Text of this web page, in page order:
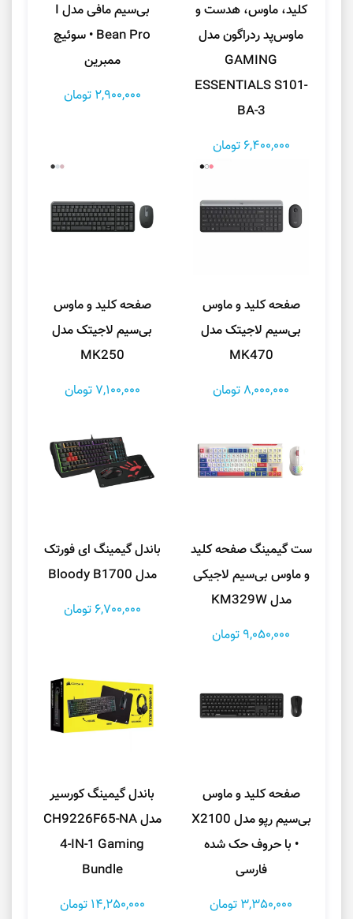
کلید، ماوس، هدست و
ماوس‌پد ردراگون مدل
GAMING
ESSENTIALS S101-
BA-3
6,400,000 تومان
بی‌سیم مافی مدل I
Bean Pro • سوئیچ
ممبرین
2,900,000 تومان
صفحه کلید و ماوس
بی‌سیم لاجیتک مدل
MK470
8,000,000 تومان
صفحه کلید و ماوس
بی‌سیم لاجیتک مدل
MK250
7,100,000 تومان
ست گیمینگ صفحه کلید
و ماوس بی‌سیم لاجیکی
مدل KM329W
9,050,000 تومان
باندل گیمینگ ای فورتک
مدل Bloody B1700
6,700,000 تومان
صفحه کلید و ماوس
بی‌سیم رپو مدل X2100
• با حروف حک شده
فارسی
3,350,000 تومان
باندل گیمینگ کورسیر
مدل CH9226F65-NA
4-IN-1 Gaming
Bundle
14,250,000 تومان